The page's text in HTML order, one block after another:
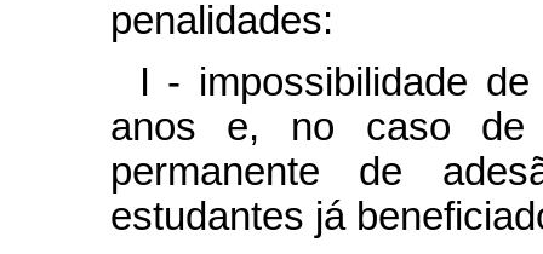
penalidades:
I - impossibilidade
anos e, no caso de
permanente de
estudantes já